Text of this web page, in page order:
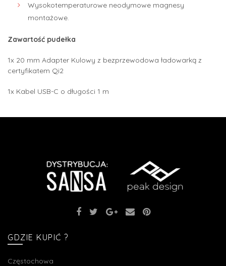
Wysokotemperaturowe neodymowe magnesy
montażowe.
Zawartość pudełka
1x 20 mm Adapter Kulowy z bezprzewodowa ładowarką z
certyfikatem Qi2
1x Kabel USB-C o długości 1 m
GDZIE KUPIĆ ?
Częstochowa